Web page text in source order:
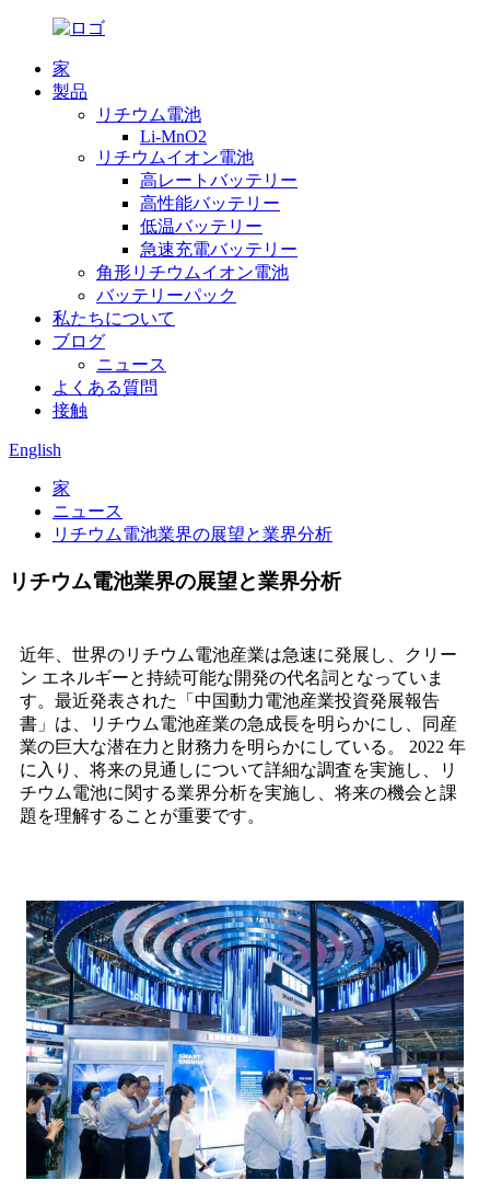
家
製品
リチウム電池
Li-MnO2
リチウムイオン電池
高レートバッテリー
高性能バッテリー
低温バッテリー
急速充電バッテリー
角形リチウムイオン電池
バッテリーパック
私たちについて
ブログ
ニュース
よくある質問
接触
English
家
ニュース
リチウム電池業界の展望と業界分析
リチウム電池業界の展望と業界分析
近年、世界のリチウム電池産業は急速に発展し、クリー
ン エネルギーと持続可能な開発の代名詞となっていま
す。最近発表された「中国動力電池産業投資発展報告
書」は、リチウム電池産業の急成長を明らかにし、同産
業の巨大な潜在力と財務力を明らかにしている。 2022 年
に入り、将来の見通しについて詳細な調査を実施し、リ
チウム電池に関する業界分析を実施し、将来の機会と課
題を理解することが重要です。